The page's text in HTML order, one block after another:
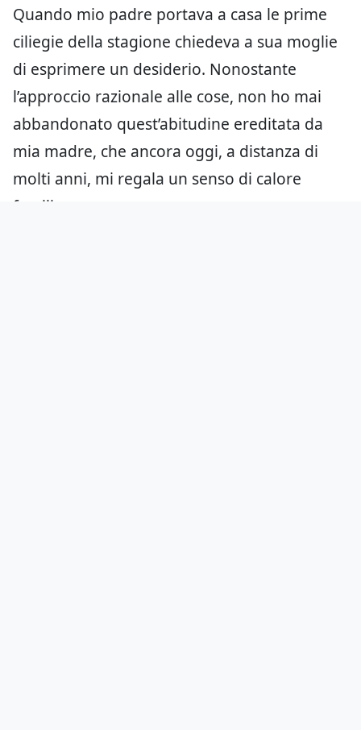
Quando mio padre portava a casa le prime
ciliegie della stagione chiedeva a sua moglie
di esprimere un desiderio. Nonostante
l’approccio razionale alle cose, non ho mai
abbandonato quest’abitudine ereditata da
mia madre, che ancora oggi, a distanza di
molti anni, mi regala un senso di calore
familiare.